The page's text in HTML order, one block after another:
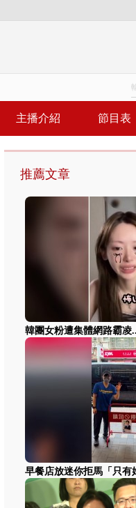
主播介紹 節目表
推薦文章
韓團女粉遭集體網路霸凌
早餐店放迷你拒馬「只有